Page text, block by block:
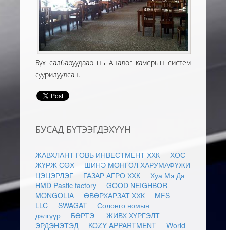
Бүх салбаруудаар нь Аналог камерын систем
суурилуулсан.
БУСАД БҮТЭЭГДЭХҮҮН
ЖАВХЛАНТ ГОВЬ ИНВЕСТМЕНТ ХХК
ХОС
ЖҮРЖ СӨХ
ШИНЭ МОНГОЛ ХАРУМАФҮЖИ
ЦЭЦЭРЛЭГ
ГАЗАР АГРО ХХК
Хуа Мэ Да
HMD Pastic factory
GOOD NEIGHBOR
MONGOLIA
ӨВӨРХАРЗАТ ХХК
MFS
LLC
SWAGAT
Солонго номын
дэлгүүр
БӨРТЭ
ЖИВХ ХҮРГЭЛТ
ЭРДЭНЭТЭД
KOZY APPARTMENT
World